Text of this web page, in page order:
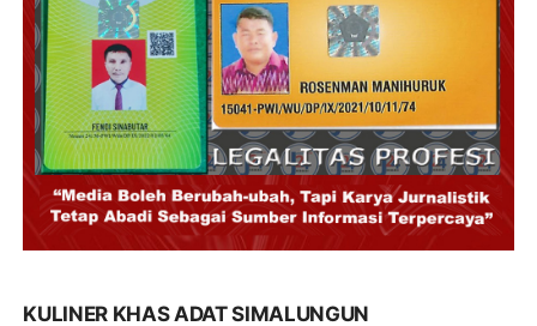
KULINER KHAS ADAT SIMALUNGUN